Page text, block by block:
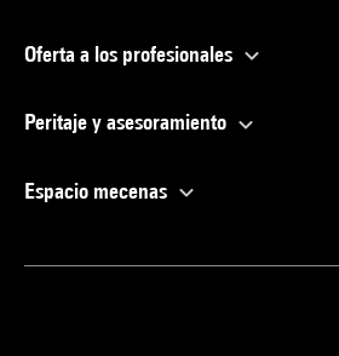
Oferta a los profesionales
Peritaje y asesoramiento
Espacio mecenas